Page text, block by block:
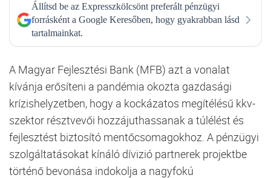
Állítsd be az Expresszkölcsönt preferált pénzügyi
forrásként a Google Keresőben, hogy gyakrabban lásd
tartalmainkat.
A Magyar Fejlesztési Bank (MFB) azt a vonalat
kívánja erősíteni a pandémia okozta gazdasági
krízishelyzetben, hogy a kockázatos megítélésű kkv-
szektor résztvevői hozzájuthassanak a túlélést és
fejlesztést biztosító mentőcsomagokhoz. A pénzügyi
szolgáltatásokat kínáló dívizió partnerek projektbe
történő bevonása indokolja a nagyfokú